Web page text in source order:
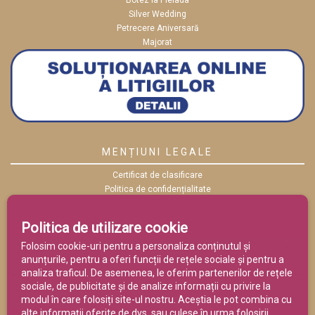
Silver Wedding
Petrecere Aniversară
Majorat
MENȚIUNI LEGALE
Certificat de clasificare
Politica de confidențialitate
Termeni și condiții
Politica de utilizare cookie
Folosim cookie-uri pentru a personaliza conținutul și
anunțurile, pentru a oferi funcții de rețele sociale și pentru a
analiza traficul. De asemenea, le oferim partenerilor de rețele
sociale, de publicitate și de analize informații cu privire la
modul în care folosiți site-ul nostru. Aceștia le pot combina cu